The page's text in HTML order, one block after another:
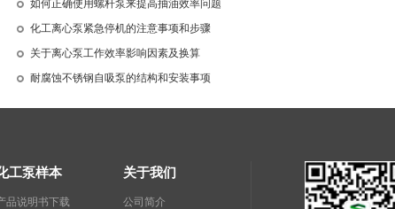
如何正确使用螺杆泵来提高抽油效率问题
化工离心泵紧急停机的注意事项和步骤
关于离心泵工作效率影响因素及换算
耐腐蚀不锈钢自吸泵的结构和安装事项
工泵样本
品说明书下载
关于我们
公司简介